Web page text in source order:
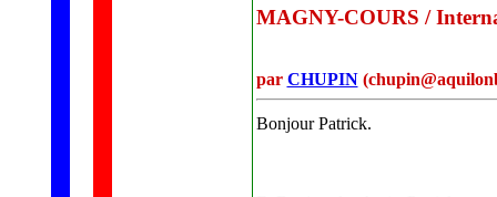
MAGNY-COURS /
par CHUPIN
Bonjour Patrick.